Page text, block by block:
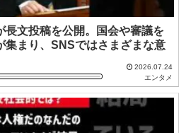
長文投稿を公開。国会や審議を
集まり、SNSではさまざまな意
2026.07.24
エンタメ